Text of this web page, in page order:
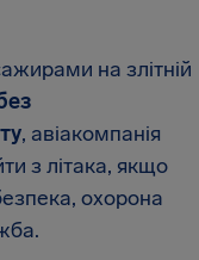
на злітній
, авіакомпанія
з літака, якщо
охорона